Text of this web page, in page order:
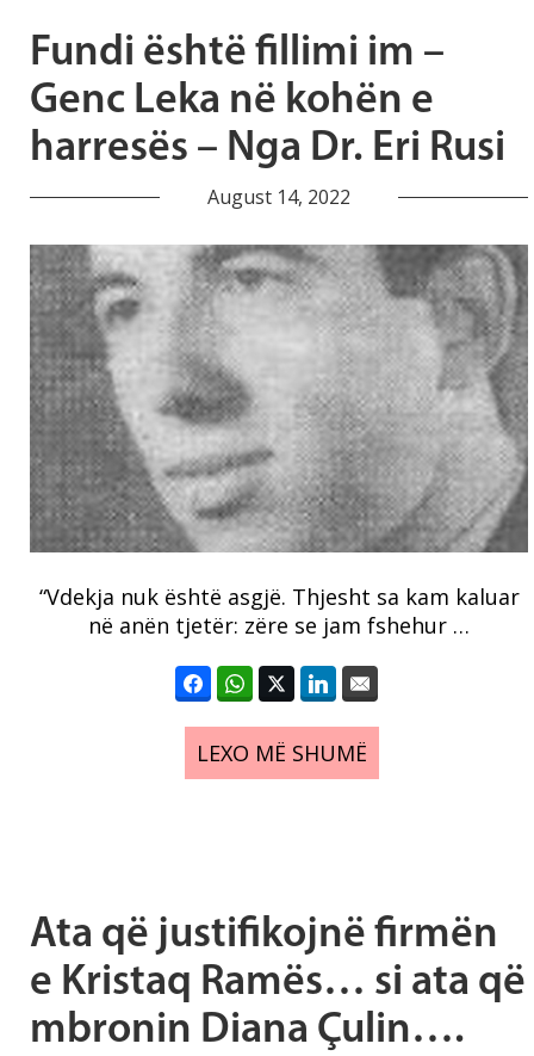
Fundi është fillimi im –
Genc Leka në kohën e
harresës – Nga Dr. Eri Rusi
August 14, 2022
“Vdekja nuk është asgjë. Thjesht sa kam kaluar
në anën tjetër: zëre se jam fshehur …
LEXO MË SHUMË
Ata që justifikojnë firmën
e Kristaq Ramës… si ata që
mbronin Diana Çulin….